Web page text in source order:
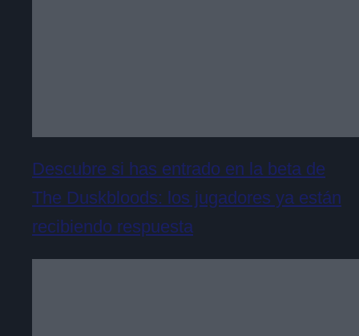
Descubre si has entrado en la beta de
The Duskbloods: los jugadores ya están
recibiendo respuesta